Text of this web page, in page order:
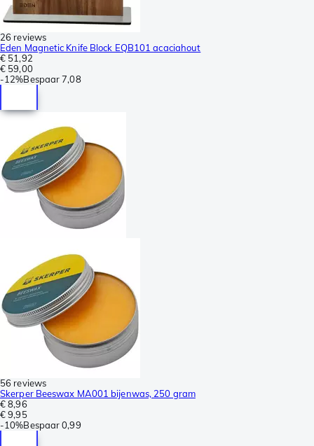
26 reviews
Eden Magnetic Knife Block EQB101 acaciahout
€ 51,92
€ 59,00
-12%Bespaar 7,08
56 reviews
Skerper Beeswax MA001 bijenwas, 250 gram
€ 8,96
€ 9,95
-10%Bespaar 0,99